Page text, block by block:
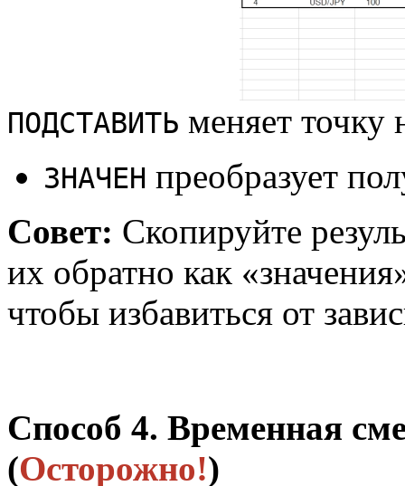
ПОДСТАВИТЬ меняет точку
ЗНАЧЕН преобразует
Совет: Скопируйте
их обратно как
чтобы избавиться от
Способ 4. Временная
(Осторожно!)